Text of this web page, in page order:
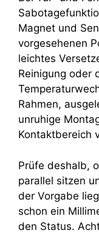
Magnet und
vorgesehenen
leichtes
Reinigung oder
Rahmen,
unruhige
Kontaktbereich
Prüfe deshalb,
parallel sitzen
der Vorgabe
schon ein
den Status.